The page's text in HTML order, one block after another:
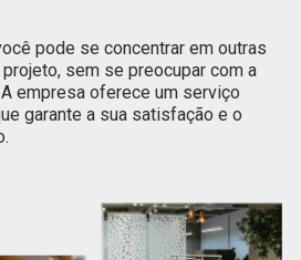
pode se concentrar em outras
sem se preocupar com a
empresa oferece um serviço
garante a sua satisfação e o